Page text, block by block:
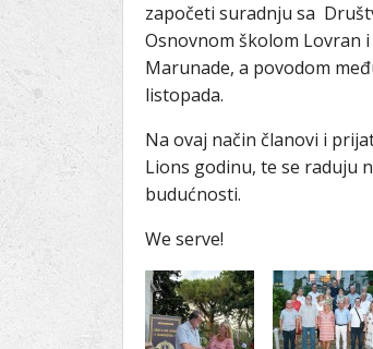
započeti suradnju sa
Osnovnom školom Lovran
Marunade, a povodom
listopada.
Na ovaj način članovi i
Lions godinu, te se raduju
budućnosti.
We serve!